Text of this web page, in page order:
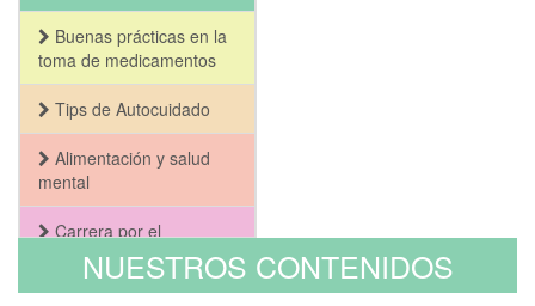
Buenas prácticas en la
toma de medicamentos
Tips de Autocuidado
Alimentación y salud
mental
Carrera por el
Bienestar y la Salud
MentalNUESTROS CONTENIDOS